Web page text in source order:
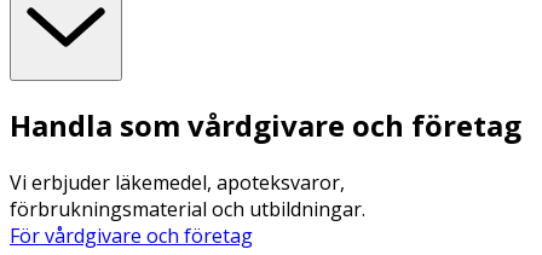
Handla som vårdgivare och företag
Vi erbjuder läkemedel, apoteksvaror,
förbrukningsmaterial och utbildningar.
För vårdgivare och företag